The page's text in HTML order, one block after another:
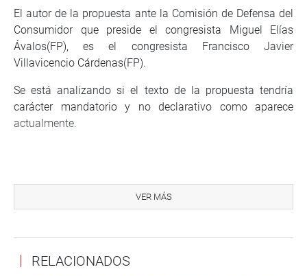
El autor de la propuesta ante la Comisión de Defensa del
Consumidor que preside el congresista Miguel Elías
Ávalos(FP), es el congresista Francisco Javier
Villavicencio Cárdenas(FP).
Se está analizando si el texto de la propuesta tendría
carácter mandatorio y no declarativo como aparece
actualmente.
PRENSA-CONGRESO 9-10-2018
VER MÁS
RELACIONADOS